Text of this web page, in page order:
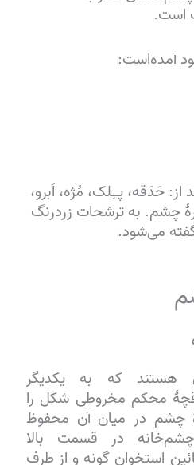
آمده‌است:
حَدَقه، پــِلک، مُژه، اَبرو،
چشم. به ترشحات زردرنگ
می‌شود.
هستند که به یکدیگر
محکم مخروطی شکل را
چشم در میان آن محفوظ
در قسمت بالا
استخوان گونه و از طرف